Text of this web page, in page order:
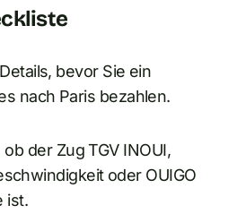
bevor Sie ein
nach Paris bezahlen.
der Zug TGV INOUI,
oder OUIGO
ist.